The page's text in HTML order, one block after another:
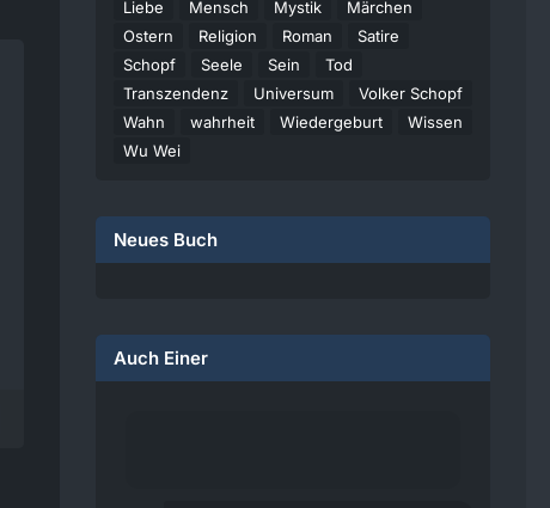
Liebe
Mensch Mystik
Märchen
Ostern
Religion Roman
Satire
Schopf
Seele Sein
Tod
Transzendenz
Universum
Volker Schopf
Wahn
wahrheit Wiedergeburt
Wissen
Wu Wei
Neues Buch
Auch Einer